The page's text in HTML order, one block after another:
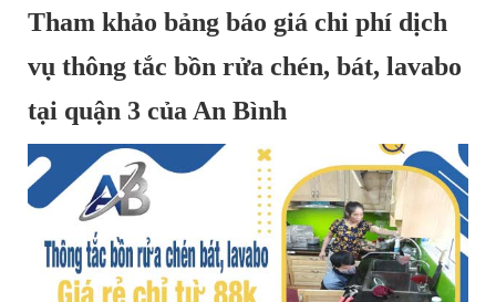
Tham khảo bảng báo giá chi phí dịch
vụ thông tắc bồn rửa chén, bát, lavabo
tại quận 3 của An Bình